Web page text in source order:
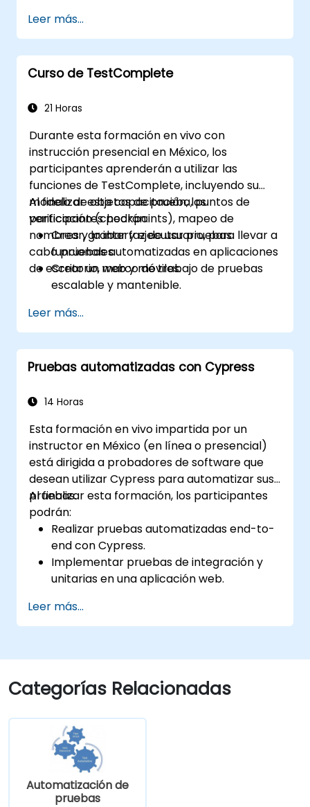
Leer más...
Curso de TestComplete
21 Horas
Durante esta formación en vivo con
instrucción presencial en México, los
participantes aprenderán a utilizar las
funciones de TestComplete, incluyendo su
modelo de objetos de prueba, puntos de
verificación (checkpoints), mapeo de
nombres y la interfaz de usuario, para llevar a
cabo pruebas automatizadas en aplicaciones
de escritorio, web y móviles.
Al finalizar esta capacitación, los
participantes podrán:
Crear, grabar y ejecutar pruebas
funcionales.
Crear un marco de trabajo de pruebas
escalable y mantenible.
pruebas para múltiples dispositivos y
analizar los resultados.
Utilizar las extensiones de scripting de
TestComplete.
Leer más...
Pruebas automatizadas con Cypress
14 Horas
Esta formación en vivo impartida por un
instructor en México (en línea o presencial)
está dirigida a probadores de software que
desean utilizar Cypress para automatizar sus
pruebas.
Al finalizar esta formación, los participantes
podrán:
Realizar pruebas automatizadas end-to-
end con Cypress.
Implementar pruebas de integración y
unitarias en una aplicación web.
Selenium.
Leer más...
Categorías Relacionadas
Automatización de
pruebas